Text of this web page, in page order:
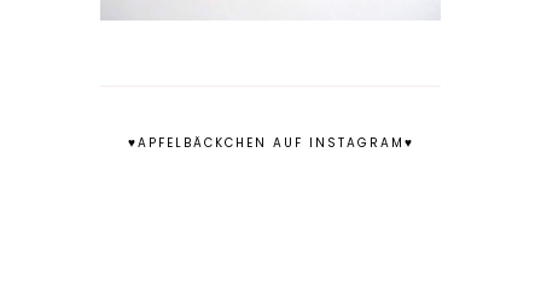
♥APFELBÄCKCHEN AUF INSTAGRAM♥